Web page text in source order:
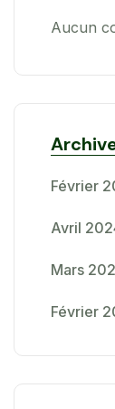
Aucun
Février
Avril
Mars
Février